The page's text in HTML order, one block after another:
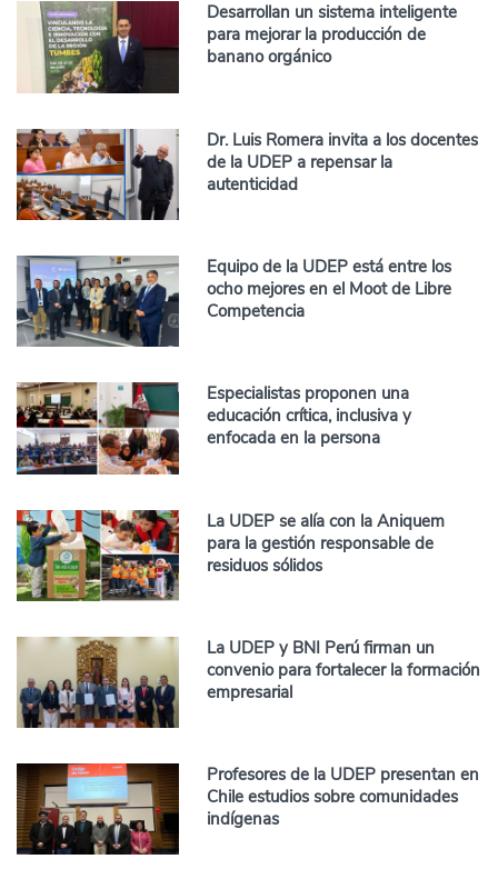
Desarrollan un sistema inteligente
para mejorar la producción de
banano orgánico
Dr. Luis Romera invita a los docentes
de la UDEP a repensar la
autenticidad
Equipo de la UDEP está entre los
ocho mejores en el Moot de Libre
Competencia
Especialistas proponen una
educación crítica, inclusiva y
enfocada en la persona
La UDEP se alía con la Aniquem
para la gestión responsable de
residuos sólidos
La UDEP y BNI Perú firman un
convenio para fortalecer la formación
empresarial
Profesores de la UDEP presentan en
Chile estudios sobre comunidades
indígenas